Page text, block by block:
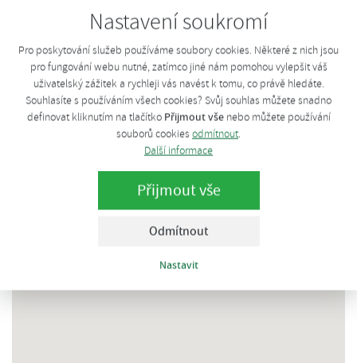
Nastavení soukromí
Pro poskytování služeb používáme soubory cookies. Některé z nich jsou
pro fungování webu nutné, zatímco jiné nám pomohou vylepšit váš
uživatelský zážitek a rychleji vás navést k tomu, co právě hledáte.
Souhlasíte s používáním všech cookies? Svůj souhlas můžete snadno
definovat kliknutím na tlačítko Přijmout všenebo můžete používání
souborů cookies odmítnout.
Další informace
Přijmout vše
Odmítnout
Nastavit
více informací
Informace o Vašem zařízení nejsou přesné či úplné? Upravte informace
pomocí tohotoformuláře .